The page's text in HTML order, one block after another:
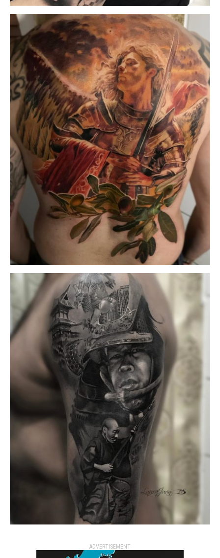
ADVERTISEMENT